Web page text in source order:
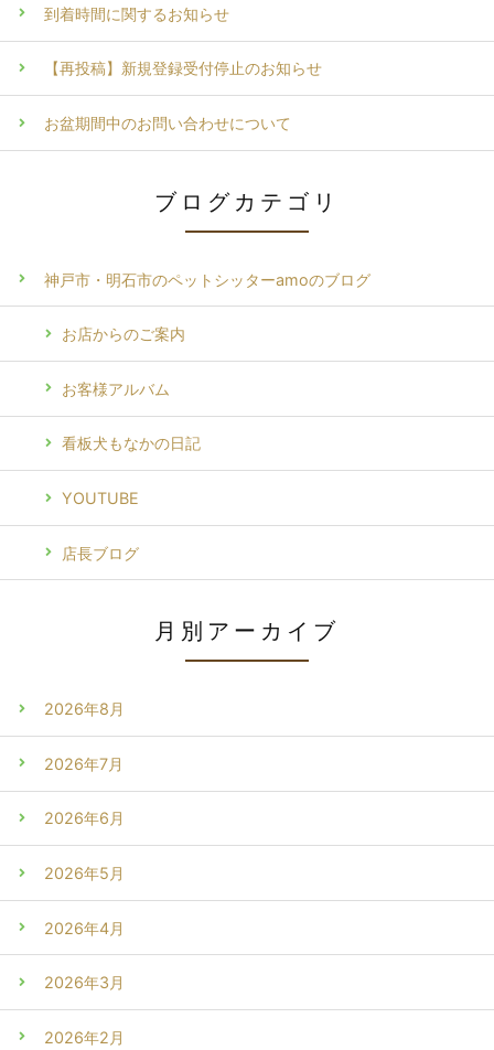
到着時間に関するお知らせ
【再投稿】新規登録受付停止のお知らせ
お盆期間中のお問い合わせについて
ブログカテゴリ
神戸市・明石市のペットシッターamoのブログ
お店からのご案内
お客様アルバム
看板犬もなかの日記
YOUTUBE
店長ブログ
月別アーカイブ
2026年8月
2026年7月
2026年6月
2026年5月
2026年4月
2026年3月
2026年2月